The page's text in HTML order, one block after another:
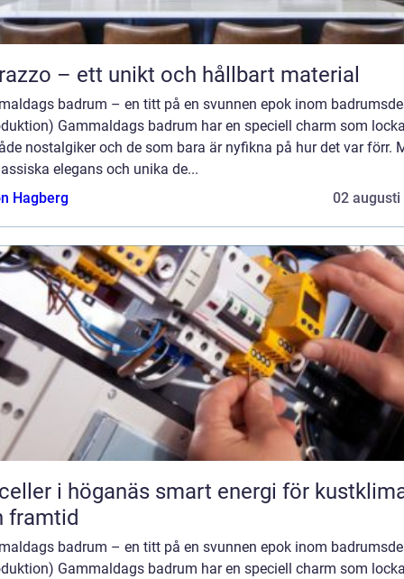
– ett unikt och hållbart material
badrum – en titt på en svunnen epok inom
Gammaldags badrum har en speciell charm som
nostalgiker och de som bara är nyfikna på hur det var förr.
elegans och unika de...
Hagberg
02 augusti
höganäs smart energi för kustklimat
framtid
badrum – en titt på en svunnen epok inom
Gammaldags badrum har en speciell charm som